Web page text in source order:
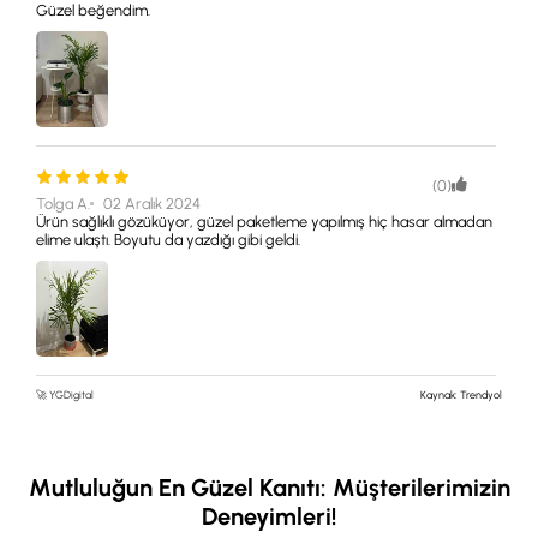
Güzel beğendim.
(0)
Tolga A.
02 Aralık 2024
Ürün sağlıklı gözüküyor, güzel paketleme yapılmış hiç hasar almadan
elime ulaştı. Boyutu da yazdığı gibi geldi.
🚀 YGDigital Kaynak: Trendyol
Mutluluğun En Güzel Kanıtı: Müşterilerimizin
Deneyimleri!